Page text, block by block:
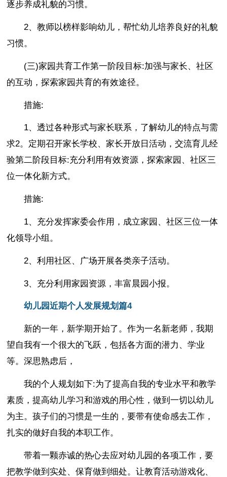
逐步养成礼貌的习惯。
2、教师以榜样影响幼儿，帮忙幼儿培养良好的礼貌
习惯。
(三)家园共育工作第一阶段目标:加强与家长、社区
的互动，探索家园共育的有效途径。
措施:
1、透过各种形式与家长联系，了解幼儿的特点与需
求2。定期召开家长学校、家长开放日活动，交流育儿经
验第二阶段目标:充分利用有效资源，探索家园、社区三
位一体化新方式。
措施:
1、充分发挥家委会作用，成立家园、社区三位一体
化领导小组。
2、利用社区、广场开展各类亲子活动。
3、充分利用家园资源，丰富晨园小报。
幼儿园近期个人发展规划篇4
新的一年，新学期开始了。作为一名新老师，我期
望自我有一个很大的飞跃，包括各方面的潜力、学业
等。深思熟虑后，
我的个人规划如下:为了提高自我的专业水平和教学
素质，提高幼儿学习和游戏的用心性，做到一切以幼儿
为主。孩子们的习惯是一生的，要带有使命感去工作，
扎实的做好自我的本职工作。
带着一颗赤诚的热心去应对幼儿园的各项工作，要
把教学做到实处、保育做到细处。让教育活动游戏化、